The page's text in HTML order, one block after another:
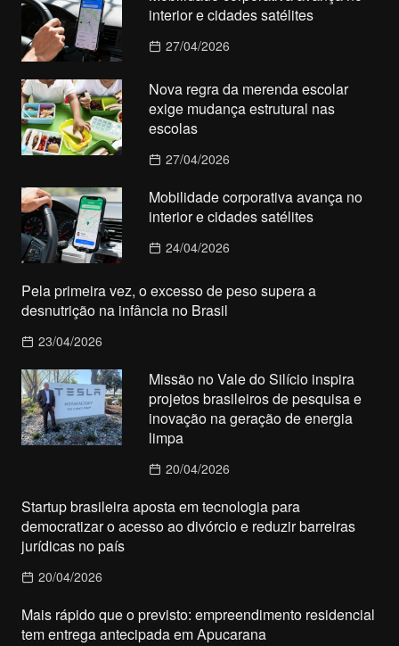
interior e cidades satélites
27/04/2026
Nova regra da merenda escolar
exige mudança estrutural nas
escolas
27/04/2026
Mobilidade corporativa avança no
interior e cidades satélites
24/04/2026
Pela primeira vez, o excesso de peso supera a
desnutrição na infância no Brasil
23/04/2026
Missão no Vale do Silício inspira
projetos brasileiros de pesquisa e
inovação na geração de energia
limpa
20/04/2026
Startup brasileira aposta em tecnologia para
democratizar o acesso ao divórcio e reduzir barreiras
jurídicas no país
20/04/2026
Mais rápido que o previsto: empreendimento residencial
tem entrega antecipada em Apucarana